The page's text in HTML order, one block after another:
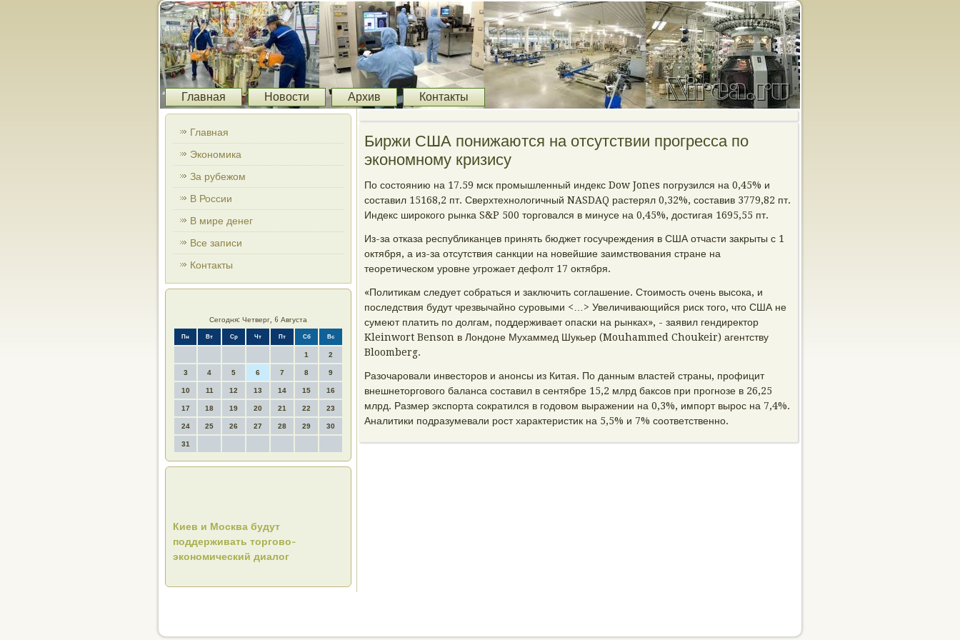
Главная Новости Архив Контакты
Главная
Экономика
За рубежом
В России
В мире денег
Все записи
Контакты
Сегодня: Четверг, 6 Августа
Пн Вт Ср Чт Пт Сб Вс
1 2
3 4 5 6 7 8 9
10 11 12 13 14 15 16
17 18 19 20 21 22 23
24 25 26 27 28 29 30
31
Киев и Москва будут
поддерживать торгово-
экономический диалог
Биржи США понижаются на отсутствии прогресса по
экономному кризису
По состоянию на 17.59 мск промышленный индекс Dow Jones погрузился на 0,45% и
составил 15168,2 пт. Сверхтехнологичный NASDAQ растерял 0,32%, составив 3779,82 пт.
Индекс широкого рынка S&P 500 торговался в минусе на 0,45%, достигая 1695,55 пт.
Из-за отказа республиканцев принять бюджет госучреждения в США отчасти закрыты с 1
октября, а из-за отсутствия санкции на новейшие заимствования стране на
теоретическом уровне угрожает дефолт 17 октября.
«Политикам следует собраться и заключить соглашение. Стоимость очень высока, и
последствия будут чрезвычайно суровыми <…> Увеличивающийся риск того, что США не
сумеют платить по долгам, поддерживает опаски на рынках», - заявил гендиректор
Kleinwort Benson в Лондоне Мухаммед Шукьер (Mouhammed Choukeir) агентству
Bloomberg.
Разочаровали инвесторов и анонсы из Китая. По данным властей страны, профицит
внешнеторгового баланса составил в сентябре 15,2 млрд баксов при прогнозе в 26,25
млрд. Размер экспорта сократился в годовом выражении на 0,3%, импорт вырос на 7,4%.
Аналитики подразумевали рост характеристик на 5,5% и 7% соответственно.